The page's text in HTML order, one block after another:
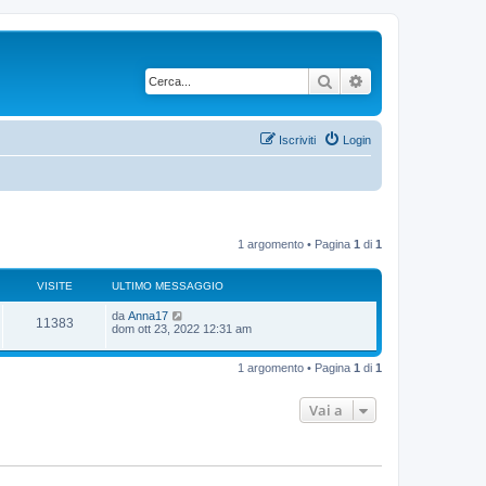
Cerca
Login
Iscriviti
1 argomento • Pagina 1 di 1
VISITE ULTIMO MESSAGGIO
11383V
i
e
U
l
i
g
da Anna17
dom ott 23, 2022 12:31 am
1 argomento • Pagina 1 di 1
Vai a